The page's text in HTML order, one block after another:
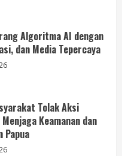
Algoritma AI dengan
dan Media Tepercaya
Tolak Aksi
Keamanan dan
Papua